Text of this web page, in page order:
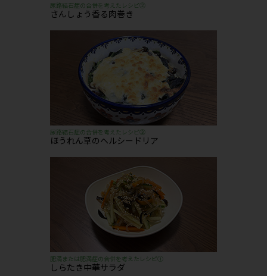
尿路結石症の合併を考えたレシピ②
さんしょう香る肉巻き
尿路結石症の合併を考えたレシピ③
ほうれん草のヘルシードリア
肥満または肥満症の合併を考えたレシピ①
しらたき中華サラダ